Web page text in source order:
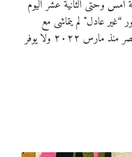
أمس وحتى الثانية عشر اليوم
“غير عادل" لم يتماشى مع
الأوضاع الاقتصادية التي تعيشها مصر منذ مارس ٢٠٢٢ ولا يوفر